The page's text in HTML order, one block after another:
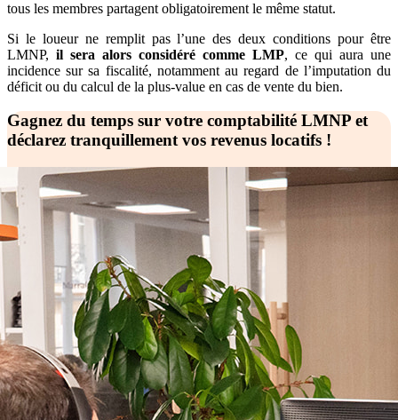
tous les membres partagent obligatoirement le même statut.
Si le loueur ne remplit pas l’une des deux conditions pour être
LMNP, il sera alors considéré comme LMP, ce qui aura une
incidence sur sa fiscalité, notamment au regard de l’imputation du
déficit ou du calcul de la plus-value en cas de vente du bien.
Gagnez du temps sur votre comptabilité LMNP et
déclarez tranquillement vos revenus locatifs !